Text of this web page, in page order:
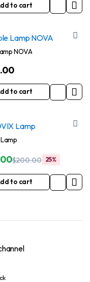
was:
to cart
NOVA
to cart
$200.00
Original
price
was:
Current
price
is:
25%
to cart